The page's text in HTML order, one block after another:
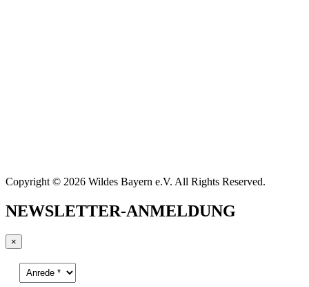
Copyright © 2026 Wildes Bayern e.V. All Rights Reserved.
NEWSLETTER-ANMELDUNG
×